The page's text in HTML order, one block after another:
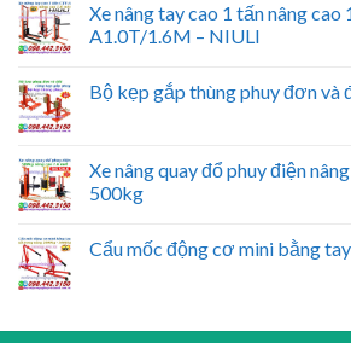
Xe nâng tay cao 1 tấn nâng cao
A1.0T/1.6M – NIULI
Bộ kẹp gắp thùng phuy đơn và
Xe nâng quay đổ phuy điện
500kg
Cẩu mốc động cơ mini bằng